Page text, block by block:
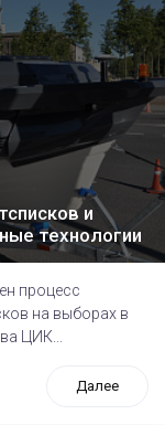
и
технологии
процесс
на выборах в
ЦИК...
Далее